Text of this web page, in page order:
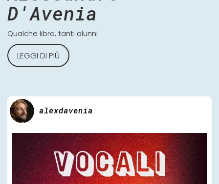
D'Avenia
Qualche libro, tanti alunni
LEGGI DI PIÙ
alexdavenia